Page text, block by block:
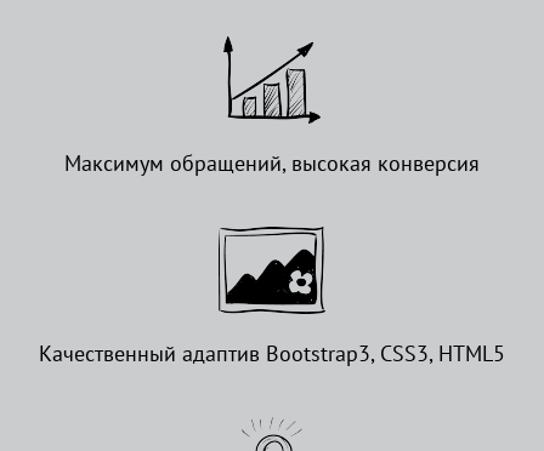
Максимум обращений, высокая конверсия
Качественный адаптив Bootstrap3, CSS3, HTML5